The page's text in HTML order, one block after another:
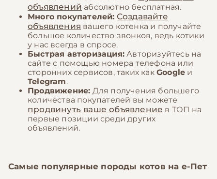
объявлений абсолютно бесплатная.
Много покупателей: Создавайте
объявления вашего котенка и получайте
большое количество звонков, ведь котики
у нас всегда в спросе.
Быстрая авторизация: Авторизуйтесь на
сайте с помощью номера телефона или
сторонних сервисов, таких как Google и
Telegram.
Продвижение: Для получения большего
количества покупателей вы можете
продвинуть ваше объявление в ТОП на
первые позиции среди других
объявлений.
Самые популярные породы котов на е-Пет